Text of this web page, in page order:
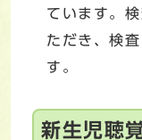
ています。
ただき、検
す。
新生児聴